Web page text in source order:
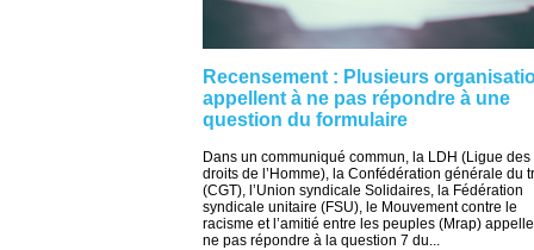
Recensement : Plusieurs
appellent à ne pas répondre à une
question du formulaire
Dans un communiqué commun, la LDH (Ligue des
droits de l’Homme), la Confédération générale du
(CGT), l’Union syndicale Solidaires, la Fédération
syndicale unitaire (FSU), le Mouvement contre le
racisme et l’amitié entre les peuples (Mrap)
ne pas répondre à la question 7 du...